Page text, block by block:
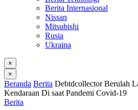
Berita Internasional
Nissan
Mitsubishi
Rusia
Ukraina
×
×
Beranda Berita Debtdcollector Berulah
Kendaraan Di saat Pandemi Covid-19
Berita